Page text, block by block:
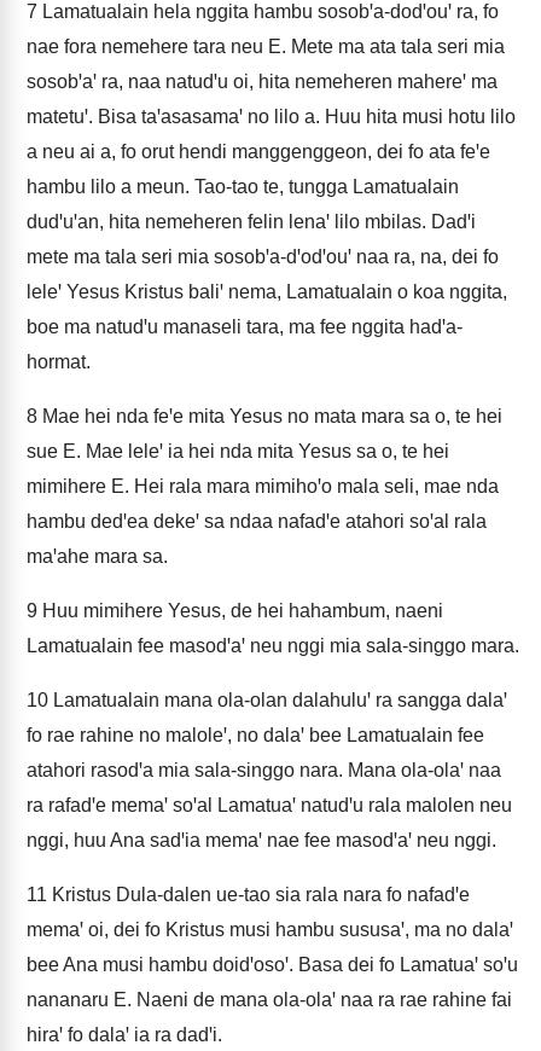
7 Lamatualain hela nggita hambu sosobꞌa-dodꞌouꞌ ra, fo
nae fora nemehere tara neu E. Mete ma ata tala seri mia
sosobꞌaꞌ ra, naa natudꞌu oi, hita nemeheren mahereꞌ ma
matetuꞌ. Bisa taꞌasasamaꞌ no lilo a. Huu hita musi hotu lilo
a neu ai a, fo orut hendi manggenggeon, dei fo ata feꞌe
hambu lilo a meun. Tao-tao te, tungga Lamatualain
dudꞌuꞌan, hita nemeheren felin lenaꞌ lilo mbilas. Dadꞌi
mete ma tala seri mia sosobꞌa-dꞌodꞌouꞌ naa ra, na, dei fo
leleꞌ Yesus Kristus baliꞌ nema, Lamatualain o koa nggita,
boe ma natudꞌu manaseli tara, ma fee nggita hadꞌa-
hormat.
8 Mae hei nda feꞌe mita Yesus no mata mara sa o, te hei
sue E. Mae leleꞌ ia hei nda mita Yesus sa o, te hei
mimihere E. Hei rala mara mimihoꞌo mala seli, mae nda
hambu dedꞌea dekeꞌ sa ndaa nafadꞌe atahori soꞌal rala
maꞌahe mara sa.
9 Huu mimihere Yesus, de hei hahambum, naeni
Lamatualain fee masodꞌaꞌ neu nggi mia sala-singgo mara.
10 Lamatualain mana ola-olan dalahuluꞌ ra sangga dalaꞌ
fo rae rahine no maloleꞌ, no dalaꞌ bee Lamatualain fee
atahori rasodꞌa mia sala-singgo nara. Mana ola-olaꞌ naa
ra rafadꞌe memaꞌ soꞌal Lamatuaꞌ natudꞌu rala malolen neu
nggi, huu Ana sadꞌia memaꞌ nae fee masodꞌaꞌ neu nggi.
11 Kristus Dula-dalen ue-tao sia rala nara fo nafadꞌe
memaꞌ oi, dei fo Kristus musi hambu sususaꞌ, ma no dalaꞌ
bee Ana musi hambu doidꞌosoꞌ. Basa dei fo Lamatuaꞌ soꞌu
nananaru E. Naeni de mana ola-olaꞌ naa ra rae rahine fai
hiraꞌ fo dalaꞌ ia ra dadꞌi.